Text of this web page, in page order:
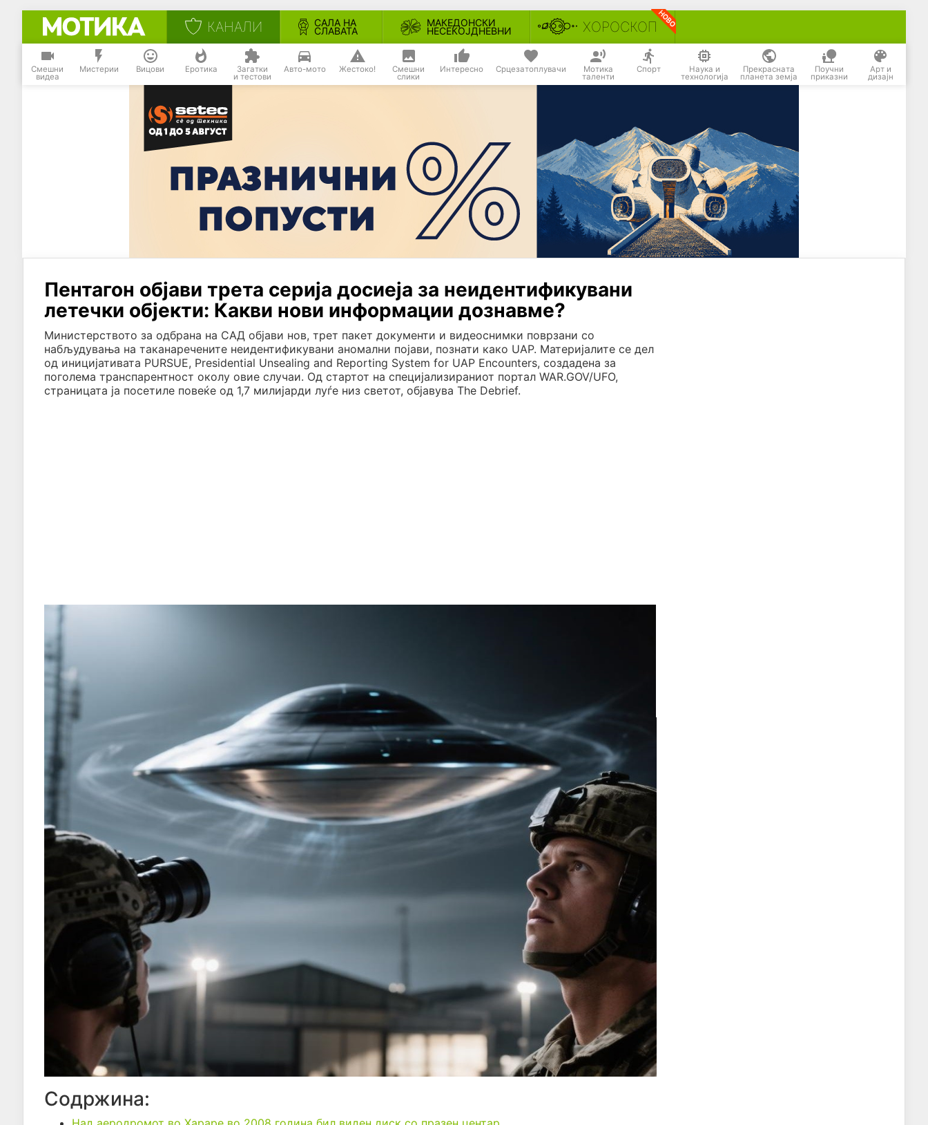
КАНАЛИ САЛА НА
СЛАВАТА
МАКЕДОНСКИ
НЕСЕКОЈДНЕВНИ ХОРОСКОП
Смешни
видеа
Мистерии Вицови Еротика Загатки
и тестови
Авто-мото Жестоко! Смешни
слики
Интересно Срцезатоплувачи Мотика
таленти
Спорт Наука и
технологија
Прекрасната
планета земја
Поучни
приказни
Арт и
дизајн
Пентагон објави трета серија досиеја за неидентификувани
летечки објекти: Какви нови информации дознавме?
Министерството за одбрана на САД објави нов, трет пакет документи и видеоснимки поврзани со
набљудувања на таканаречените неидентификувани аномални појави, познати како UAP. Материјалите се дел
од иницијативата PURSUE, Presidential Unsealing and Reporting System for UAP Encounters, создадена за
поголема транспарентност околу овие случаи. Од стартот на специјализираниот портал WAR.GOV/UFO,
страницата ја посетиле повеќе од 1,7 милијарди луѓе низ светот, објавува The Debrief.
Содржина: